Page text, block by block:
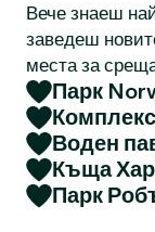
Вече знаеш
заведеш
места за
Парк
Воден
Къща
Парк